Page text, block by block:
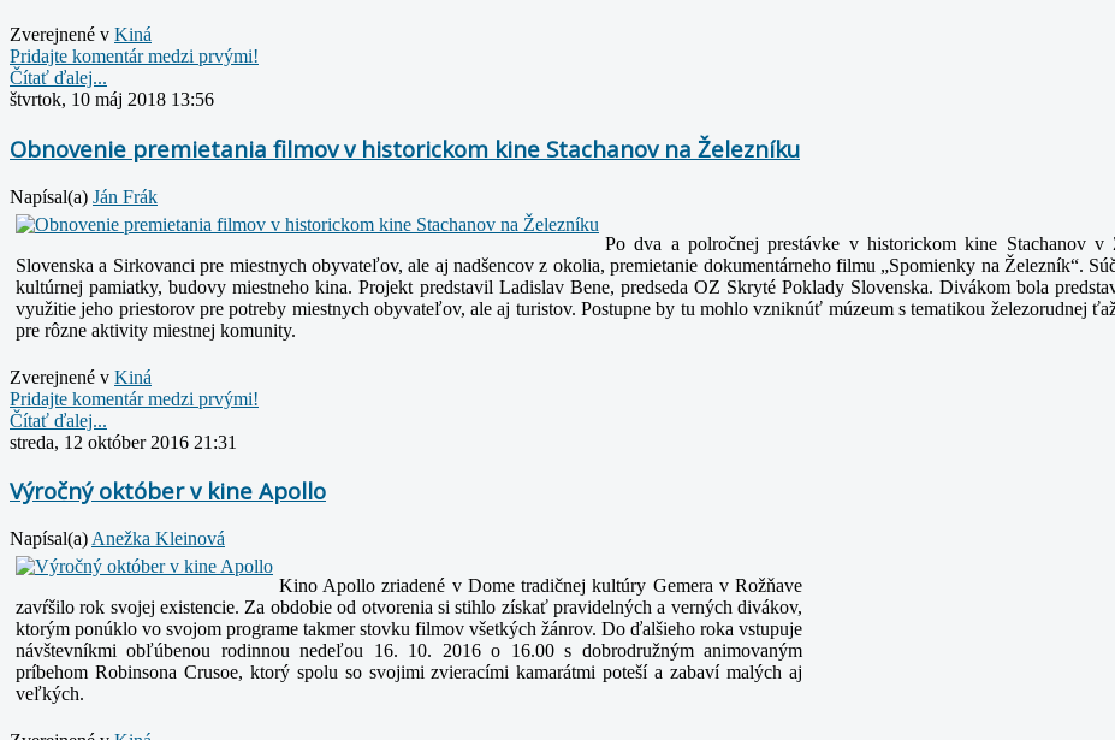
Zverejnené v Kiná
Pridajte komentár medzi prvými!
Čítať ďalej...
štvrtok, 10 máj 2018 13:56
Obnovenie premietania filmov v historickom kine Stachanov na Železníku
Napísal(a) Ján Frák
Po dva a polročnej prestávke v historickom kine Stachanov
Slovenska a Sirkovanci pre miestnych obyvateľov, ale aj nadšencov z okolia, premietanie dokumentárneho filmu „Spomienky na Železník“.
kultúrnej pamiatky, budovy miestneho kina. Projekt predstavil Ladislav Bene, predseda OZ Skryté Poklady Slovenska. Divákom bola
využitie jeho priestorov pre potreby miestnych obyvateľov, ale aj turistov. Postupne by tu mohlo vzniknúť múzeum s tematikou železorudnej
pre rôzne aktivity miestnej komunity.
Zverejnené v Kiná
Pridajte komentár medzi prvými!
Čítať ďalej...
streda, 12 október 2016 21:31
Výročný október v kine Apollo
Napísal(a) Anežka Kleinová
Kino Apollo zriadené v Dome tradičnej kultúry Gemera v Rožňave
zavŕšilo rok svojej existencie. Za obdobie od otvorenia si stihlo získať pravidelných a verných divákov,
ktorým ponúklo vo svojom programe takmer stovku filmov všetkých žánrov. Do ďalšieho roka vstupuje
návštevníkmi obľúbenou rodinnou nedeľou 16. 10. 2016 o 16.00 s dobrodružným animovaným
príbehom Robinsona Crusoe, ktorý spolu so svojimi zvieracími kamarátmi poteší a zabaví malých aj
veľkých.